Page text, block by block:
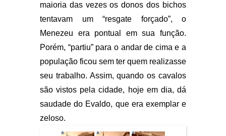
maioria das vezes os donos dos bichos
tentavam um “resgate forçado”, o
Menezeu era pontual em sua função.
Porém, “partiu” para o andar de cima e a
população ficou sem ter quem realizasse
seu trabalho. Assim, quando os cavalos
são vistos pela cidade, hoje em dia, dá
saudade do Evaldo, que era exemplar e
zeloso.